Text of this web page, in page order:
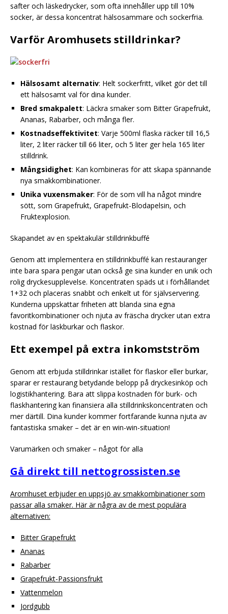
safter och läskedrycker, som ofta innehåller upp till 10%
socker, är dessa koncentrat hälsosammare och sockerfria.
Varför Aromhusets stilldrinkar?
Hälsosamt alternativ: Helt sockerfritt, vilket gör det till
ett hälsosamt val för dina kunder.
Bred smakpalett: Läckra smaker som Bitter Grapefrukt,
Ananas, Rabarber, och många fler.
Kostnadseffektivitet: Varje 500ml flaska räcker till 16,5
liter, 2 liter räcker till 66 liter, och 5 liter ger hela 165 liter
stilldrink.
Mångsidighet: Kan kombineras för att skapa spännande
nya smakkombinationer.
Unika vuxensmaker: För de som vill ha något mindre
sött, som Grapefrukt, Grapefrukt-Blodapelsin, och
Fruktexplosion.
Skapandet av en spektakulär stilldrinkbuffé
Genom att implementera en stilldrinkbuffé kan restauranger
inte bara spara pengar utan också ge sina kunder en unik och
rolig dryckesupplevelse. Koncentraten späds ut i förhållandet
1+32 och placeras snabbt och enkelt ut för självservering.
Kunderna uppskattar friheten att blanda sina egna
favoritkombinationer och njuta av fräscha drycker utan extra
kostnad för läskburkar och flaskor.
Ett exempel på extra inkomstström
Genom att erbjuda stilldrinkar istället för flaskor eller burkar,
sparar er restaurang betydande belopp på dryckesinköp och
logistikhantering. Bara att slippa kostnaden för burk- och
flaskhantering kan finansiera alla stilldrinkskoncentraten och
mer därtill. Dina kunder kommer fortfarande kunna njuta av
fantastiska smaker – det är en win-win-situation!
Varumärken och smaker – något för alla
Gå direkt till nettogrossisten.se
Aromhuset erbjuder en uppsjö av smakkombinationer som
passar alla smaker. Här är några av de mest populära
alternativen:
Bitter Grapefrukt
Ananas
Rabarber
Grapefrukt-Passionsfrukt
Vattenmelon
Jordgubb